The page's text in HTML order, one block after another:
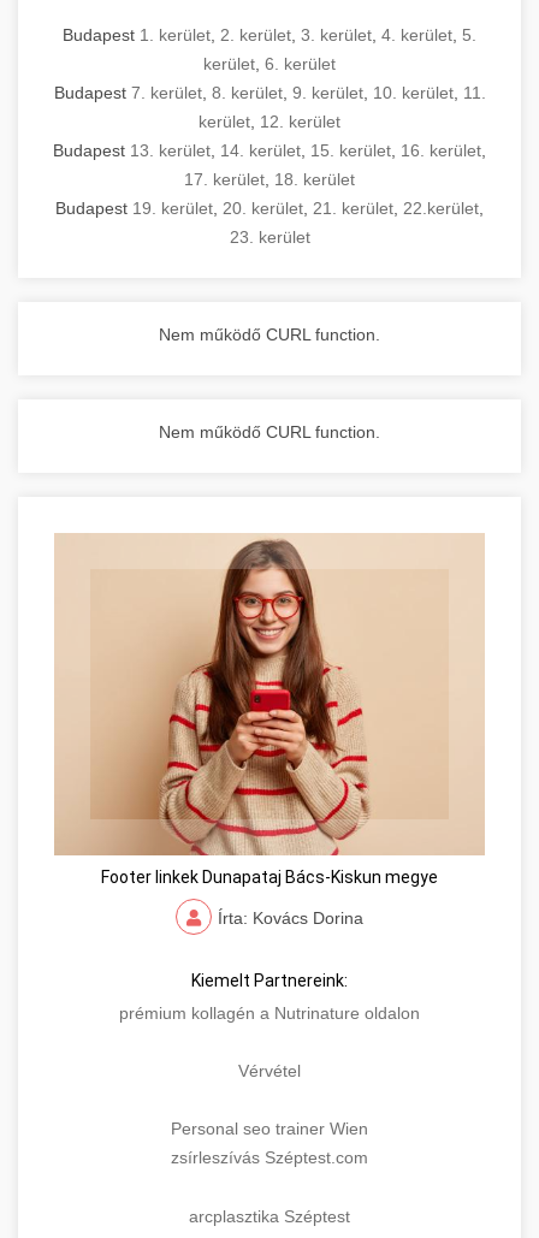
Budapest 1. kerület 2. kerület 3. kerület 4. kerület 5.
kerület 6. kerület
Budapest 7. kerület, 8. kerület, 9. kerület, 10. kerület, 11.
kerület 12. kerület
Budapest 13. kerület 14. kerület 15. kerület 16. kerület
17. kerület 18. kerület
Budapest 19. kerület 20. kerület 21. kerület 22.kerület
23. kerület
Nem működő CURL function.
Nem működő CURL function.
Footer linkek Dunapataj Bács-Kiskun megye
Írta: Kovács Dorina
Kiemelt Partnereink:
prémium kollagén a Nutrinature oldalon
Vérvétel
Personal seo trainer Wien
zsírleszívás Széptest.com
arcplasztika Széptest